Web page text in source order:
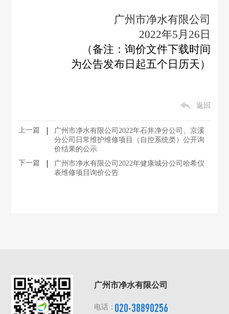
广州市净水有限公司
2022年5月26日
（备注：询价文件下载时间
为公告发布日起五个日历天）
返回
上一篇
广州市净水有限公司2022年石井净分公司、京溪
分公司日常维护维修项目（自控系统类）公开询
价结果的公示
下一篇
广州市净水有限公司2022年健康城分公司哈希仪
表维修项目询价公告
广州市净水有限公司
电话：020-38890256